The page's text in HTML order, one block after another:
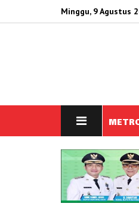
Minggu, 9 Agustus